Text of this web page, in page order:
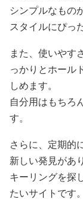
シンプルなもの
スタイルにぴっ
また、使いやす
っかりとホール
しめます。
自分用はもちろ
す。
さらに、定期的
新しい発見があ
キーリングを探
たいサイトです。